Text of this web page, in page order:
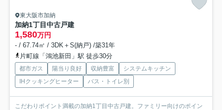
東大阪市加納
加納1丁目中古戸建
1,580万円
- / 67.74㎡ / 3DK＋S(納戸) /築31年
片町線「鴻池新田」駅 徒歩30分
都市ガス 陽当り良好 収納豊富
システムキッチン
IHクッキングヒーター
バス・トイレ別
こだわりポイント満載の加納1丁目中古戸建。ファミリー向けのポイン